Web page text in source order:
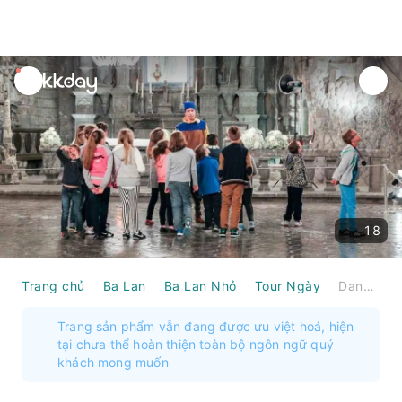
unread
notifications
18
Trang chủ Ba Lan Ba Lan Nhỏ Tour Ngày Danh sách UNESCO; Tour Nửa Ngày Mỏ Muối Wieliczka từ Kraków｜Ba Lan
Trang sản phẩm vẫn đang được ưu việt hoá, hiện
tại chưa thể hoàn thiện toàn bộ ngôn ngữ quý
khách mong muốn